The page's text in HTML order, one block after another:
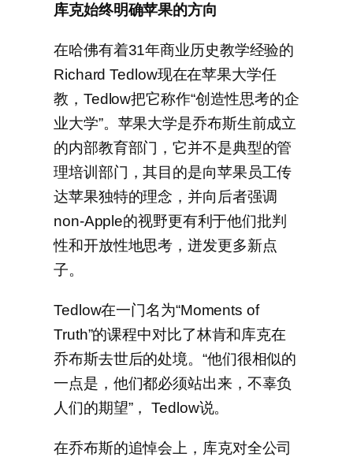
库克始终明确苹果的方向
在哈佛有着31年商业历史教学经验的
Richard Tedlow现在在苹果大学任
教，Tedlow把它称作“创造性思考的企
业大学”。苹果大学是乔布斯生前成立
的内部教育部门，它并不是典型的管
理培训部门，其目的是向苹果员工传
达苹果独特的理念，并向后者强调
non-Apple的视野更有利于他们批判
性和开放性地思考，迸发更多新点
子。
Tedlow在一门名为“Moments of
Truth”的课程中对比了林肯和库克在
乔布斯去世后的处境。“他们很相似的
一点是，他们都必须站出来，不辜负
人们的期望”， Tedlow说。
在乔布斯的追悼会上，库克对全公司